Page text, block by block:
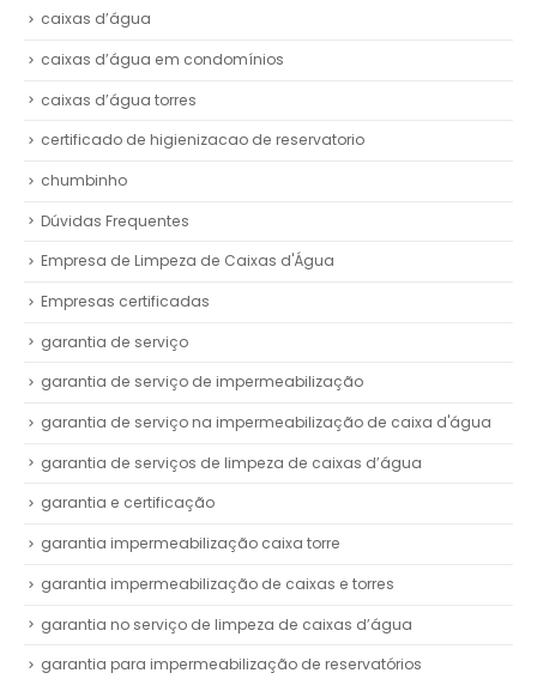
caixas d’água
caixas d’água em condomínios
caixas d’água torres
certificado de higienizacao de reservatorio
chumbinho
Dúvidas Frequentes
Empresa de Limpeza de Caixas d'Água
Empresas certificadas
garantia de serviço
garantia de serviço de impermeabilização
garantia de serviço na impermeabilização de caixa d'água
garantia de serviços de limpeza de caixas d’água
garantia e certificação
garantia impermeabilização caixa torre
garantia impermeabilização de caixas e torres
garantia no serviço de limpeza de caixas d’água
garantia para impermeabilização de reservatórios